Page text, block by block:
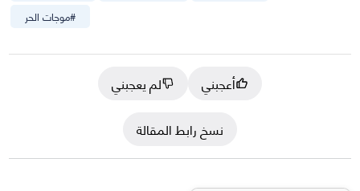
#موجات الحر
أعجبني
لم يعجبني
نسخ رابط المقالة